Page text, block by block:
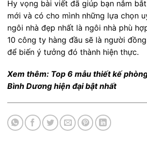
Hy vọng bài viết đã giúp bạn nắm
mới và có cho mình những lựa chọn
ngôi nhà đẹp nhất là ngôi nhà phù
10 công ty hàng đầu sẽ là người
để biến ý tưởng đó thành hiện thực.
Xem thêm: Top 6 mẫu thiết kế
Bình Dương hiện đại bật nhất